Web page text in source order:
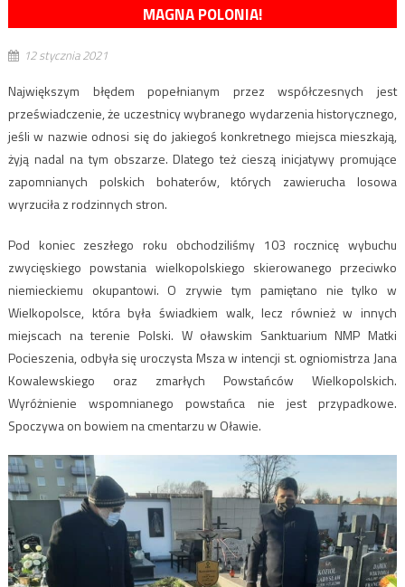
MAGNA POLONIA!
12 stycznia 2021
Największym błędem popełnianym przez współczesnych jest
przeświadczenie, że uczestnicy wybranego wydarzenia historycznego,
jeśli w nazwie odnosi się do jakiegoś konkretnego miejsca mieszkają,
żyją nadal na tym obszarze. Dlatego też cieszą inicjatywy promujące
zapomnianych polskich bohaterów, których zawierucha losowa
wyrzuciła z rodzinnych stron.
Pod koniec zeszłego roku obchodziliśmy 103 rocznicę wybuchu
zwycięskiego powstania wielkopolskiego skierowanego przeciwko
niemieckiemu okupantowi. O zrywie tym pamiętano nie tylko w
Wielkopolsce, która była świadkiem walk, lecz również w innych
miejscach na terenie Polski. W oławskim Sanktuarium NMP Matki
Pocieszenia, odbyła się uroczysta Msza w intencji st. ogniomistrza Jana
Kowalewskiego oraz zmarłych Powstańców Wielkopolskich.
Wyróżnienie wspomnianego powstańca nie jest przypadkowe.
Spoczywa on bowiem na cmentarzu w Oławie.